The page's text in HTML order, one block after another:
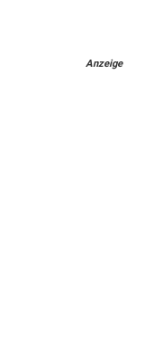
Anzeige